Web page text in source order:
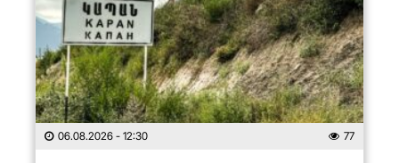
06.08.2026 - 12:30 77